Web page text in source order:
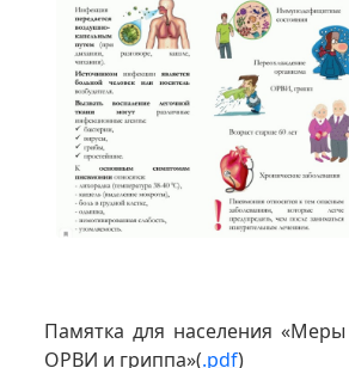
Памятка для населения
ОРВИ и гриппа»(.pdf)